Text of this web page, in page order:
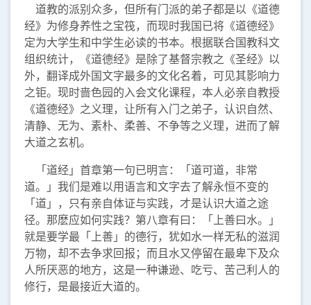
道教的派别众多，但所有门派的弟子都是以《道德
经》为修身养性之宝筏，而现时我国已将《道德经》
定为大学生和中学生必读的书本。根据联合国教科文
组织统计，《道德经》是除了基督宗教之《圣经》以
外，翻译成外国文字最多的文化名着，可见其影响力
之钜。现时啬色园的入会文化课程，本人必亲自教授
《道德经》之义理，让所有入门之弟子，认识自然、
清静、无为、素朴、柔善、不争等之义理，进而了解
大道之玄机。
「道经」首章第一句已明言：「道可道，非常
道。」我们是难以用语言和文字去了解永恒不变的
「道」，只有亲自体证与实践，才是认识大道之途
径。那麽应如何实践？第八章有曰：「上善曰水。」
就是要学最「上善」的德行，犹如水一样无私的滋润
万物，却不去争求回报；而且水又停留在最卑下及众
人所厌恶的地方，这是一种谦逊、吃亏、苦己利人的
修行，是最接近大道的。